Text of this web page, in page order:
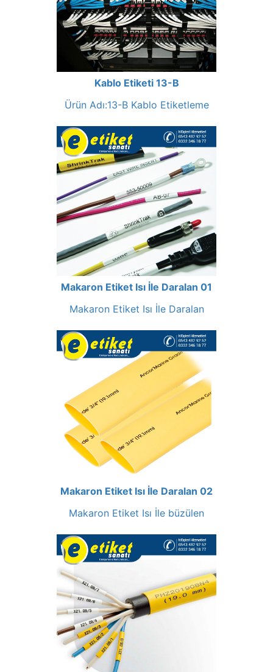
Kablo Etiketi 13-B
Ürün Adı:13-B Kablo Etiketleme
Makaron Etiket Isı İle Daralan 01
Makaron Etiket Isı İle Daralan
Makaron Etiket Isı İle Daralan 02
Makaron Etiket Isı İle büzülen